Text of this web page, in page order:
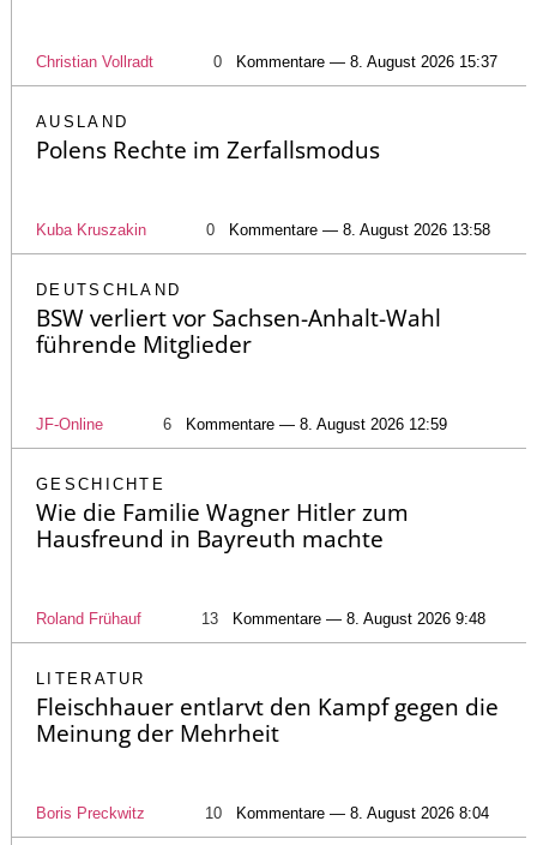
Christian Vollradt 0 Kommentare — 8. August 2026 15:37
AUSLAND
Polens Rechte im Zerfallsmodus
Kuba Kruszakin 0 Kommentare — 8. August 2026 13:58
DEUTSCHLAND
BSW verliert vor Sachsen-Anhalt-Wahl
führende Mitglieder
JF-Online 6 Kommentare — 8. August 2026 12:59
GESCHICHTE
Wie die Familie Wagner Hitler zum
Hausfreund in Bayreuth machte
Roland Frühauf 13 Kommentare — 8. August 2026 9:48
LITERATUR
Fleischhauer entlarvt den Kampf gegen die
Meinung der Mehrheit
Boris Preckwitz 10 Kommentare — 8. August 2026 8:04